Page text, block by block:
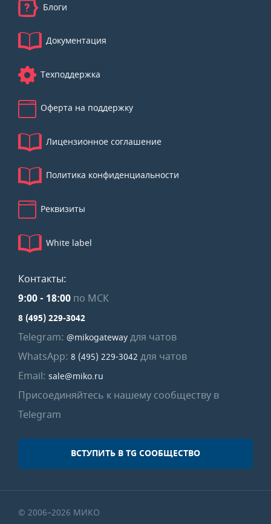
Блоги
Документация
Техподдержка
Оферта на поддержку
Лицензионное соглашение
Политика конфиденциальности
Реквизиты
White label
Контакты:
9:00- 18:00по МСК
8 (495) 229-3042
Telegram: @mikogatewayдля чатов
WhatsApp: 8 (495) 229-3042 для чатов
Email: sale@miko.ru
Присоединяйтесь к нашему сообществу в
Telegram
ВСТУПИТЬ В TG СООБЩЕСТВО
© 2006–2026 МИКО